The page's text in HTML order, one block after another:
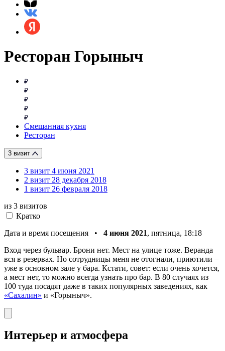
Ресторан Горыныч
Смешанная кухня
Ресторан
3 визит
3 визит 4 июня 2021
2 визит 28 декабря 2018
1 визит 26 февраля 2018
из 3 визитов
Кратко
Дата и время посещения • 4 июня 2021, пятница, 18:18
Вход через бульвар. Брони нет. Мест на улице тоже. Веранда
вся в резервах. Но сотрудницы меня не отогнали, приютили –
уже в основном зале у бара. Кстати, совет: если очень хочется,
а мест нет, то можно всегда узнать про бар. В 80 случаях из
100 туда посадят даже в таких популярных заведениях, как
«Сахалин» и «Горыныч».
Интерьер и атмосфера